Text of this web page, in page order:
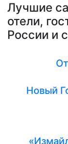
Лучшие
отели,
России и
Новый